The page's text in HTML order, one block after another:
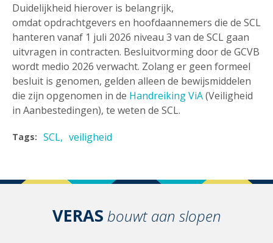
Duidelijkheid hierover is belangrijk,
omdat opdrachtgevers en hoofdaannemers die de SCL
hanteren vanaf 1 juli 2026 niveau 3 van de SCL gaan
uitvragen in contracten. Besluitvorming door de GCVB
wordt medio 2026 verwacht. Zolang er geen formeel
besluit is genomen, gelden alleen de bewijsmiddelen
die zijn opgenomen in de Handreiking ViA(Veiligheid
in Aanbestedingen), te weten de SCL.
Tags: SCL veiligheid
VERAS bouwt aan slopen